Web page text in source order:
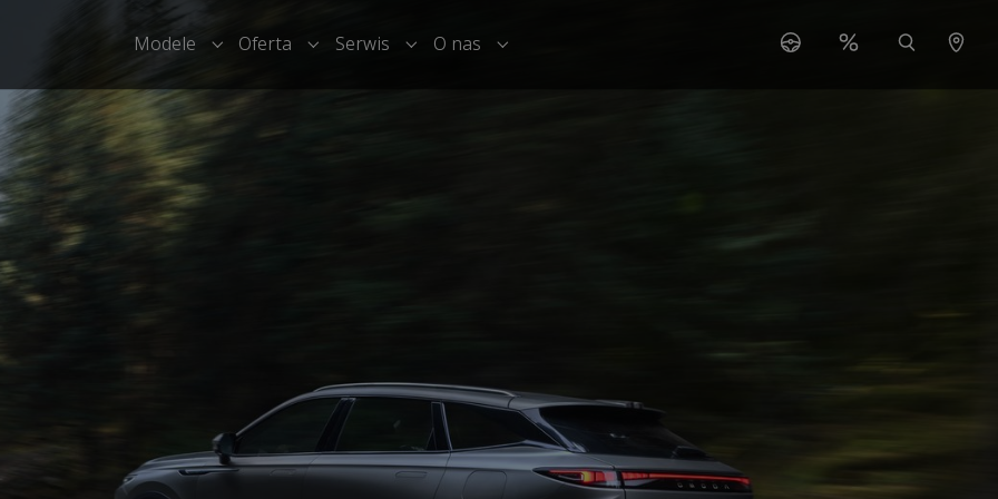
Modele Submenu for "Modele"
Oferta Submenu for "Oferta"
Serwis Submenu for "Serwis"
O nas Submenu for "O nas"